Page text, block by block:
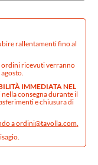
rallentamenti fino al
ordini ricevuti verranno
IMMEDIATA NEL
consegna durante il
e chiusura di
aordini@tavolla.com.